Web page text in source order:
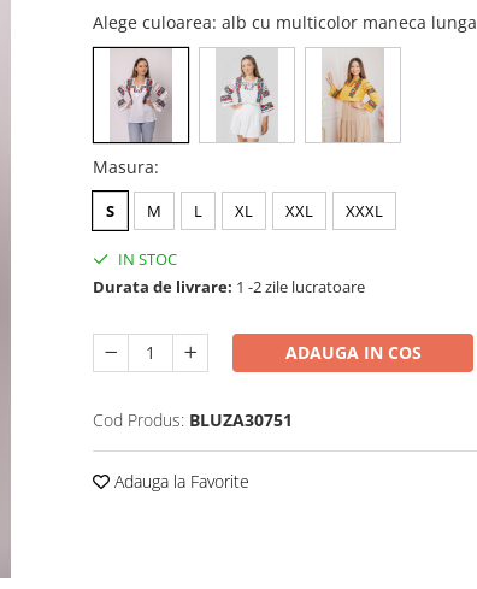
Alege culoarea: alb cu multicolor maneca lunga
Masura:
S M L XL XXL XXXL
IN STOC
Durata de livrare: 1 -2 zile lucratoare
ADAUGA IN COS
Cod Produs: BLUZA30751
Adauga la Favorite